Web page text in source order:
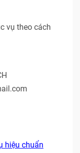
vụ theo cách
hiệu chuẩn